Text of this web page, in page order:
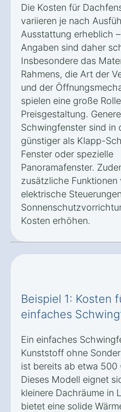
Die Kosten für
variieren je nach
Ausstattung erheblich
Angaben sind daher
Insbesondere das
Rahmens, die Art der
und der
spielen eine große
Preisgestaltung.
Schwingfenster sind in
günstiger als Klapp-
Fenster oder spezielle
Panoramafenster.
zusätzliche Funktionen
elektrische
Kosten erhöhen.
Beispiel 1: Kosten
einfaches
Ein einfaches
Kunststoff ohne
ist bereits ab etwa 500
Dieses Modell eignet
kleinere Dachräume in
bietet eine solide